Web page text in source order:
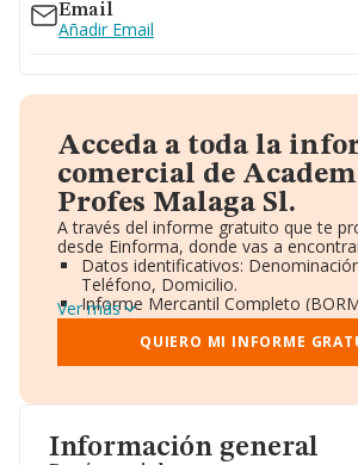
Información general
Email
Añadir Email
Acceda a toda la
comercial de
Profes Malaga Sl.
A través del informe gratuito que te
desde Einforma, donde vas a
Datos identificativos:
Teléfono, Domicilio.
Informe Mercantil Completo
Gráficos de Evolución Ventas y
Consejo de Administración y
Directivos y Ejecutivos.
Información oficial y registral
Ver más
QUIERO MI INFORME